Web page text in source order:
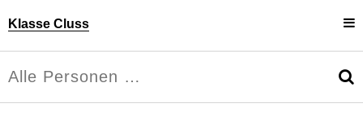
Klasse Cluss
Personen
Projekte
Uli Cluss
Information